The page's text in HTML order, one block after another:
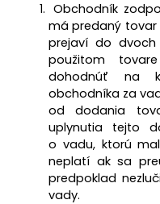
Obchodník
má predaný
prejaví do
použitom
dohodnúť na
obchodníka za
od dodania
uplynutia tejto
o vadu, ktorú
neplatí ak sa
predpoklad
vady.